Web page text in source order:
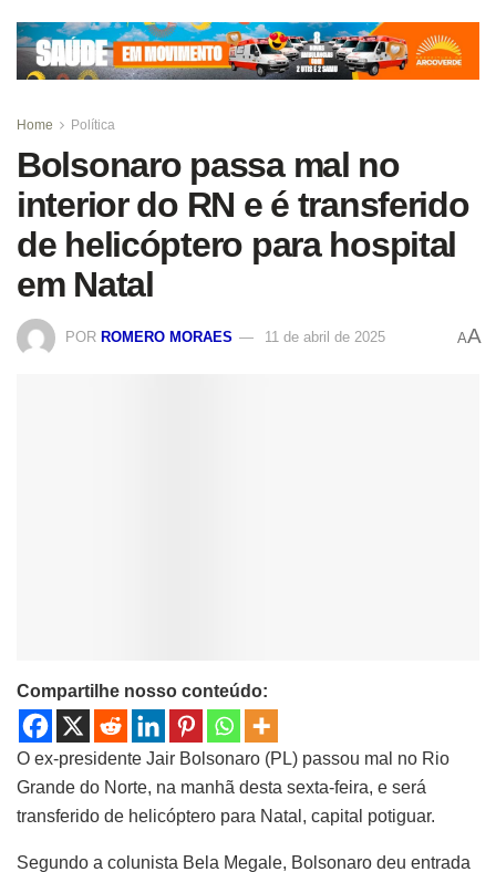
Home Política
Bolsonaro passa mal no
interior do RN e é transferido
de helicóptero para hospital
em Natal
POR ROMERO MORAES 11 de abril de 2025 AA
Compartilhe nosso conteúdo:
O ex-presidente Jair Bolsonaro (PL) passou mal no Rio
Grande do Norte, na manhã desta sexta-feira, e será
transferido de helicóptero para Natal, capital potiguar.
Segundo a colunista Bela Megale, Bolsonaro deu entrada